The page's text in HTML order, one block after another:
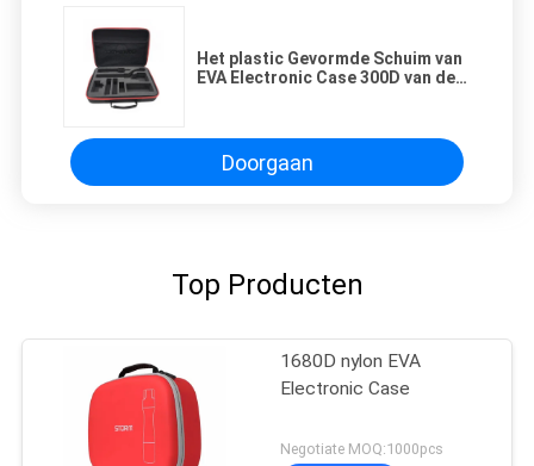
Het plastic Gevormde Schuim van
EVA Electronic Case 300D van de
Doorgaan
Top Producten
1680D nylon EVA
Electronic Case
Negotiate MOQ:1000pcs